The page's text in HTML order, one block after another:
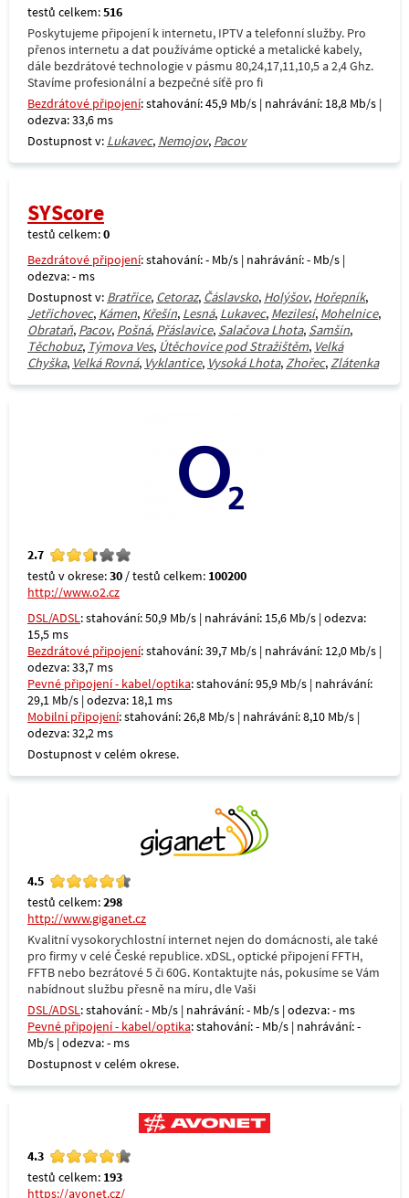
testů celkem:516
Poskytujeme připojení k internetu, IPTV a telefonní služby. Pro
přenos internetu a dat používáme optické a metalické kabely,
dále bezdrátové technologie v pásmu 80,24,17,11,10,5 a 2,4 Ghz.
Stavíme profesionální a bezpečné síťě pro fi
Bezdrátové připojení: stahování: 45,9 Mb/s | nahrávání: 18,8 Mb/s |
odezva: 33,6 ms
Dostupnost v: Lukavec, Nemojov, Pacov
SYScore
testů celkem:0
Bezdrátové připojení: stahování: - Mb/s | nahrávání: - Mb/s |
odezva: - ms
Dostupnost v: Bratřice, Cetoraz, Čáslavsko, Holýšov, Hořepník,
Jetřichovec, Kámen, Křešín, Lesná, Lukavec, Mezilesí, Mohelnice,
Obrataň, Pacov, Pošná, Přáslavice, Salačova Lhota, Samšín,
Těchobuz, Týmova Ves, Útěchovice pod Stražištěm, Velká
Chyška, Velká Rovná, Vyklantice, Vysoká Lhota,Zhořec,Zlátenka
2.7
testů v okrese:30 / testů celkem: 100200
http://www.o2.cz
DSL/ADSL: stahování: 50,9 Mb/s | nahrávání: 15,6 Mb/s | odezva:
15,5 ms
Bezdrátové připojení: stahování: 39,7 Mb/s | nahrávání: 12,0 Mb/s |
odezva: 33,7 ms
Pevné připojení - kabel/optika: stahování: 95,9 Mb/s | nahrávání:
29,1 Mb/s | odezva: 18,1 ms
Mobilní připojení: stahování: 26,8 Mb/s | nahrávání: 8,10 Mb/s |
odezva: 32,2 ms
Dostupnost v celém okrese.
4.5
testů celkem:298
http://www.giganet.cz
Kvalitní vysokorychlostní internet nejen do domácnosti, ale také
pro firmy v celé České republice. xDSL, optické připojení FFTH,
FFTB nebo bezrátové 5 či 60G. Kontaktujte nás, pokusíme se Vám
nabídnout službu přesně na míru, dle Vaši
DSL/ADSL: stahování: - Mb/s | nahrávání: - Mb/s | odezva: - ms
Pevné připojení - kabel/optika: stahování: - Mb/s | nahrávání: -
Mb/s | odezva: - ms
Dostupnost v celém okrese.
4.3
testů celkem: 193
https://avonet.cz/